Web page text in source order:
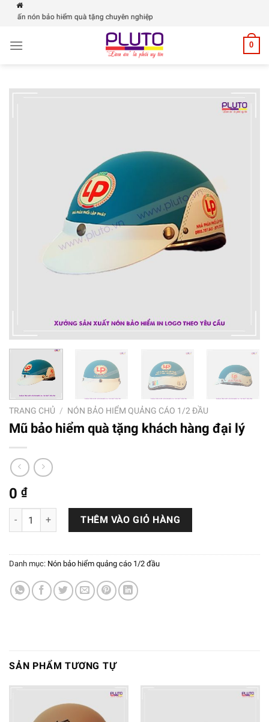
Skip
ấn nón bảo hiểm quà tặng chuyên nghiệp
0
TRANG CHỦ / NÓN BẢO HIỂM QUẢNG CÁO 1/2 ĐẦU
Mũ bảo hiểm quà tặng khách hàng đại lý
0 ₫
Mũ bảo hiểm quà tặng khách hàng đại lý số lượng
THÊM VÀO GIỎ HÀNG
Danh mục: Nón bảo hiểm quảng cáo 1/2 đầu
SẢN PHẨM TƯƠNG TỰ